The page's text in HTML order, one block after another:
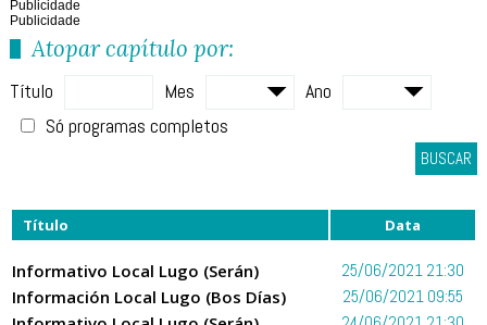
Publicidade
Publicidade
Atopar capítulo por:
Título Mes
Ano
Só programas completos
BUSCAR
Título Data
Informativo Local Lugo (Serán) 25/06/2021 21:30
Información Local Lugo (Bos Días) 25/06/2021 09:55